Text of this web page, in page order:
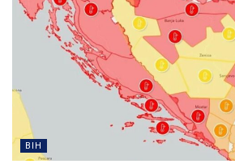
BIH